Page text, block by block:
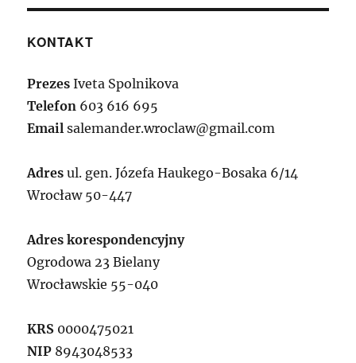
KONTAKT
Prezes Iveta Spolnikova
Telefon 603 616 695
Emailsalemander.wroclaw@gmail.com
Adres ul. gen. Józefa Haukego-Bosaka 6/14
Wrocław 50-447
Adres korespondencyjny
Ogrodowa 23 Bielany
Wrocławskie 55-040
KRS 0000475021
NIP 8943048533